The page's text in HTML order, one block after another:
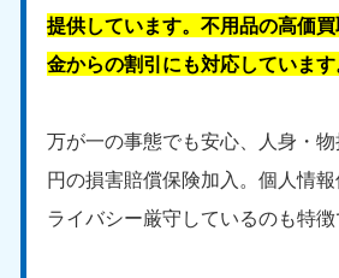
提供しています。不用品の高価
金からの割引にも対応しています
万が一の事態でも安心、人身・
円の損害賠償保険加入。個人情
ライバシー厳守しているのも特徴